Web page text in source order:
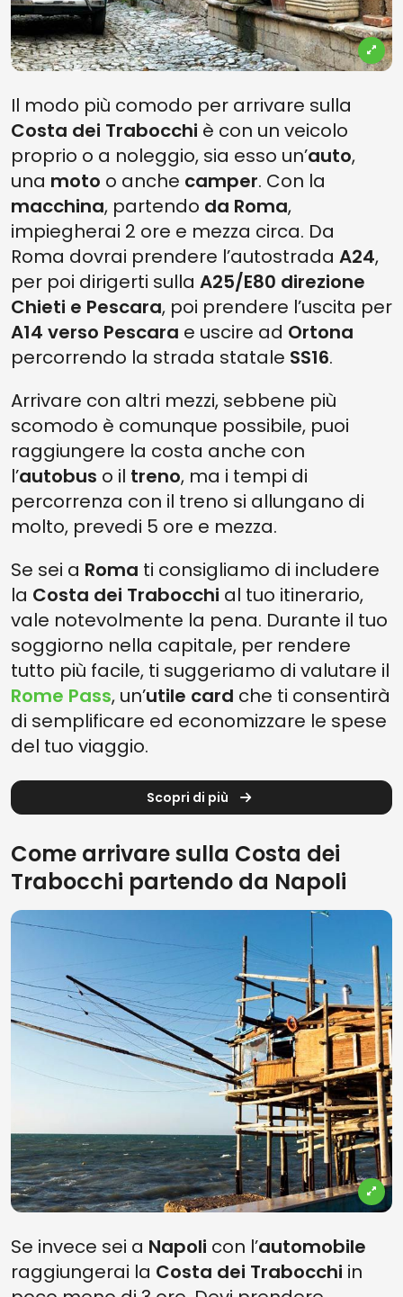
Il modo più comodo per arrivare sulla
Costa dei Trabocchi è con un veicolo
proprio o a noleggio, sia esso un’auto,
una moto o anche camper. Con la
macchina, partendo da Roma,
impiegherai 2 ore e mezza circa. Da
Roma dovrai prendere l’autostrada A24,
per poi dirigerti sulla A25/E80 direzione
Chieti e Pescara, poi prendere l’uscita per
A14 verso Pescara e uscire ad Ortona
percorrendo la strada statale SS16.
Arrivare con altri mezzi, sebbene più
scomodo è comunque possibile, puoi
raggiungere la costa anche con
l’autobus o il treno, ma i tempi di
percorrenza con il treno si allungano di
molto, prevedi 5 ore e mezza.
Se sei a Roma ti consigliamo di includere
la Costa dei Trabocchi al tuo itinerario,
vale notevolmente la pena. Durante il tuo
soggiorno nella capitale, per rendere
tutto più facile, ti suggeriamo di valutare il
Rome Pass, un’utile card che ti consentirà
di semplificare ed economizzare le spese
del tuo viaggio.
Scopri di più
Come arrivare sulla Costa dei
Trabocchi partendo da Napoli
Se invece sei a Napoli con l’automobile
raggiungerai la Costa dei Trabocchi in